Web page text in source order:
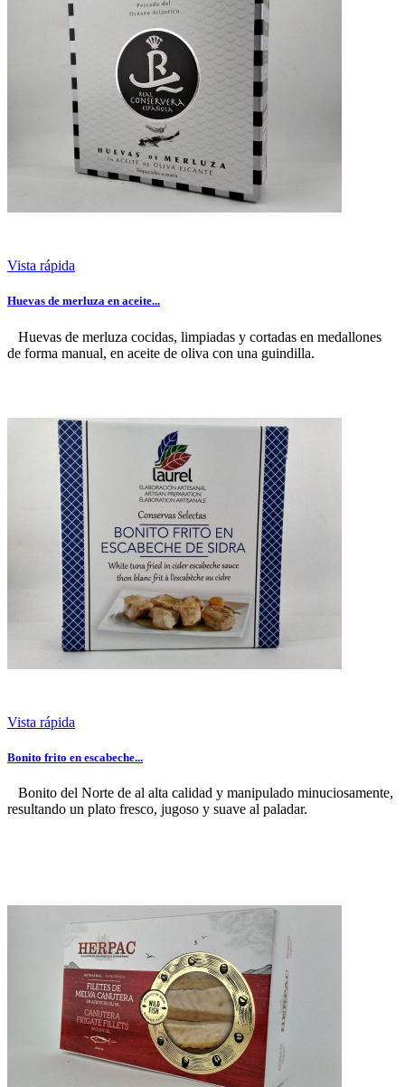
Vista rápida
Huevas de merluza en aceite...
Huevas de merluza cocidas, limpiadas y cortadas en medallones
de forma manual, en aceite de oliva con una guindilla.
Vista rápida
Bonito frito en escabeche...
Bonito del Norte de al alta calidad y manipulado minuciosamente,
resultando un plato fresco, jugoso y suave al paladar.